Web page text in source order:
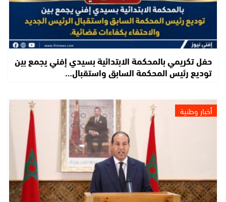
حفل تكريمي بالمحكمة الابتدائية بسيدي إفني يجمع بين
توديع رئيس المحكمة السابق واستقبال…
أخبار وطنية